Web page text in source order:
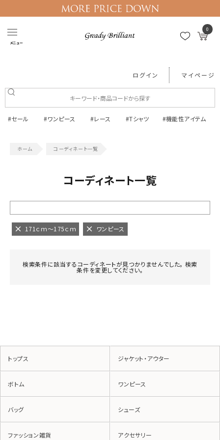
メニュー
0
ログイン マイページ
#セール #ワンピース #レース #Tシャツ #機能性アイテム
コーディネート一覧
コーディネート一覧
171ｃｍ～175ｃｍ ワンピース
検索条件に該当するコーディネートが見つかりませんでした。 検索
条件を変更してください。
トップス ジャケット・アウター
ボトム ワンピース
バッグ シューズ
ファッション雑貨 アクセサリー